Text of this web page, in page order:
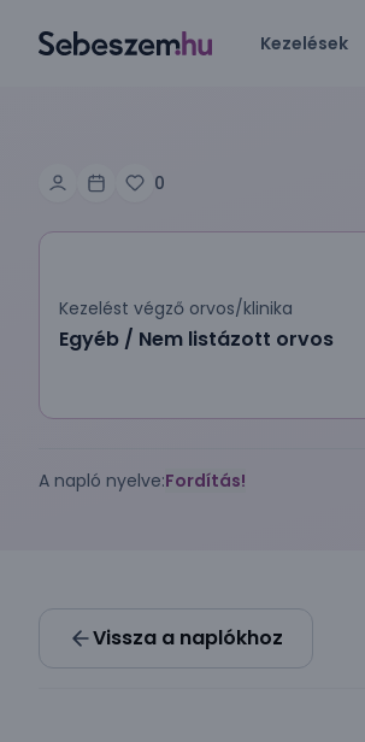
Kezelések
0
Kezelést végző orvos/klinika
Egyéb / Nem listázott orvos
A napló nyelve:Fordítás!
Vissza a naplókhoz